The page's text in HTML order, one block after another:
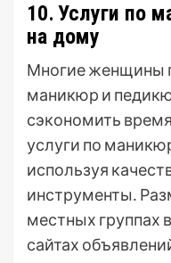
10․ Услуги по
на дому
Многие женщины
маникюр и
сэкономить
услуги по
используя
инструменты․
местных группах
сайтах